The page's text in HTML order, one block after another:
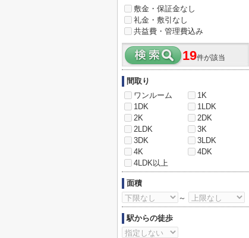
敷金・保証金なし
礼金・敷引なし
共益費・管理費込み
19件が該当
間取り
ワンルーム
1K
1DK
1LDK
2K
2DK
2LDK
3K
3DK
3LDK
4K
4DK
4LDK以上
面積
～
駅からの徒歩